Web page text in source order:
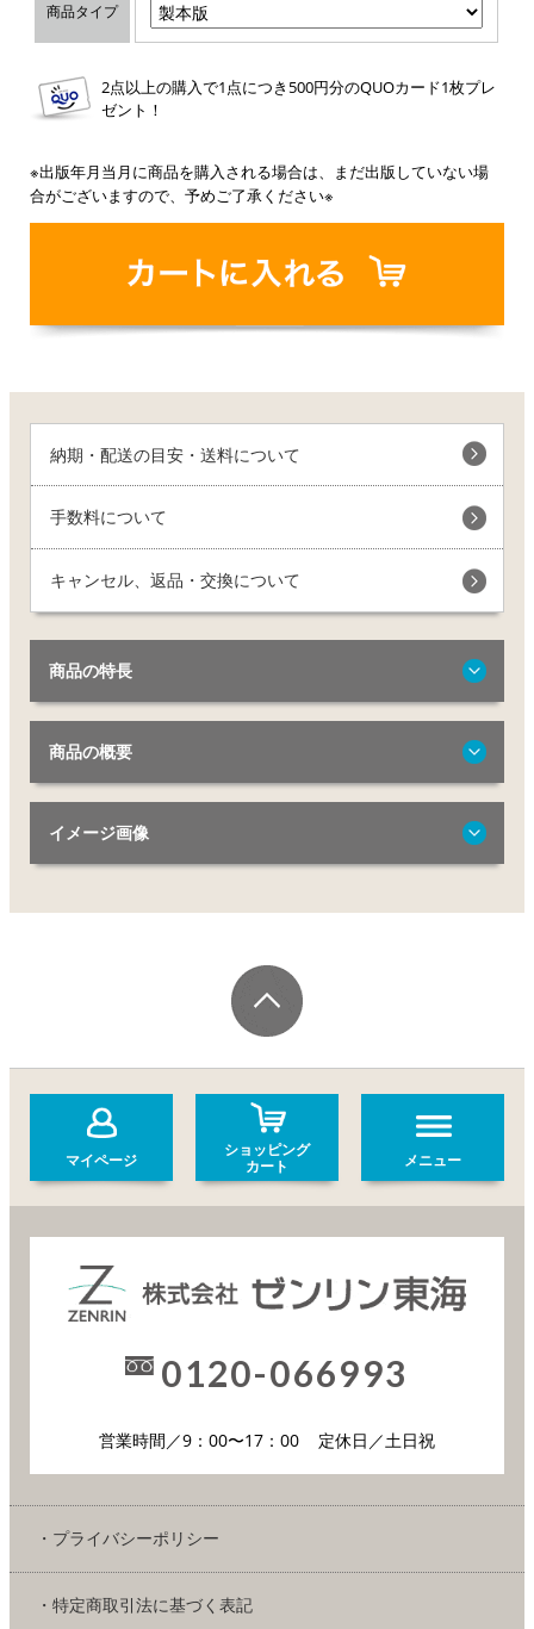
商品タイプ
2点以上の購入で1点につき500円分のQUOカード1枚プレ
ゼント！
※出版年月当月に商品を購入される場合は、まだ出版していない場
合がございますので、予めご了承ください※
納期・配送の目安・送料について
手数料について
キャンセル、返品・交換について
商品の特長
商品の概要
イメージ画像
マイページ
ショッピング
カート
メニュー
0120-066993
営業時間／9：00〜17：00 定休日／土日祝
・プライバシーポリシー
・特定商取引法に基づく表記